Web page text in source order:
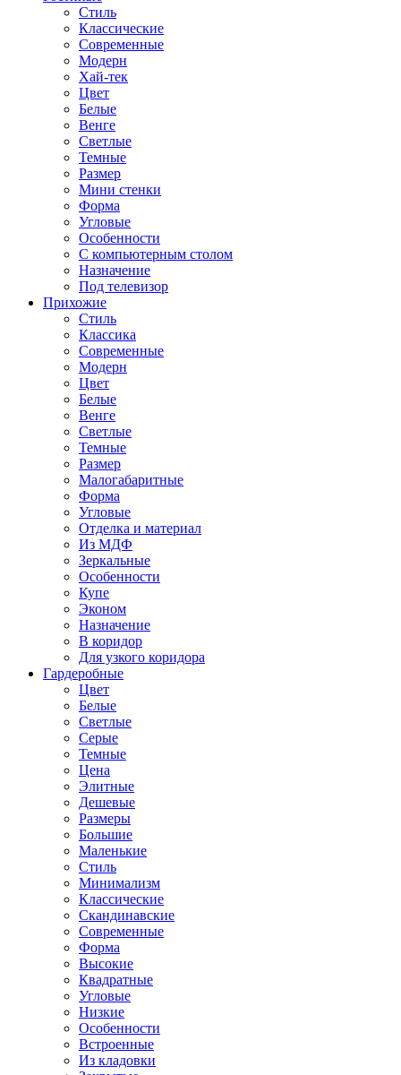
Стиль
Классические
Современные
Модерн
Хай-тек
Цвет
Белые
Венге
Светлые
Темные
Размер
Мини стенки
Форма
Угловые
Особенности
С компьютерным столом
Назначение
Под телевизор
Прихожие
Стиль
Классика
Современные
Модерн
Цвет
Белые
Венге
Светлые
Темные
Размер
Малогабаритные
Форма
Угловые
Отделка и материал
Из МДФ
Зеркальные
Особенности
Купе
Эконом
Назначение
В коридор
Для узкого коридора
Гардеробные
Цвет
Белые
Светлые
Серые
Темные
Цена
Элитные
Дешевые
Размеры
Большие
Маленькие
Стиль
Минимализм
Классические
Скандинавские
Современные
Форма
Высокие
Квадратные
Угловые
Низкие
Особенности
Встроенные
Из кладовки